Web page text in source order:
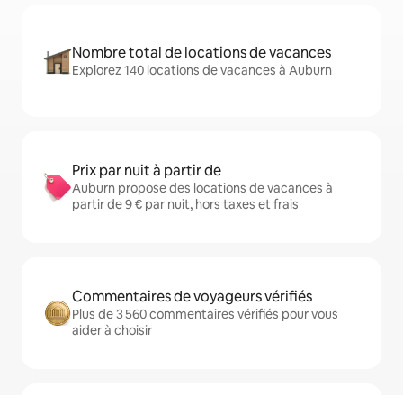
Nombre total de locations de vacances
Explorez 140 locations de vacances à Auburn
Prix par nuit à partir de
Auburn propose des locations de vacances à
partir de 9 € par nuit, hors taxes et frais
Commentaires de voyageurs vérifiés
Plus de 3 560 commentaires vérifiés pour vous
aider à choisir